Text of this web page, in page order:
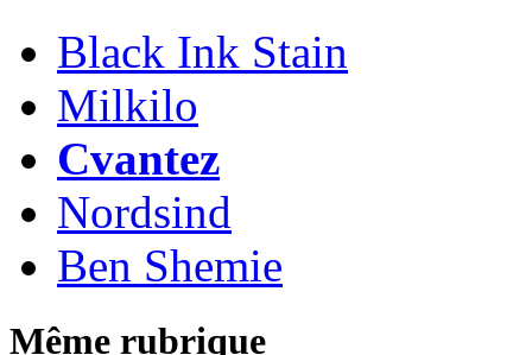
Black Ink Stain
Milkilo
Cvantez
Nordsind
Ben Shemie
Même rubrique